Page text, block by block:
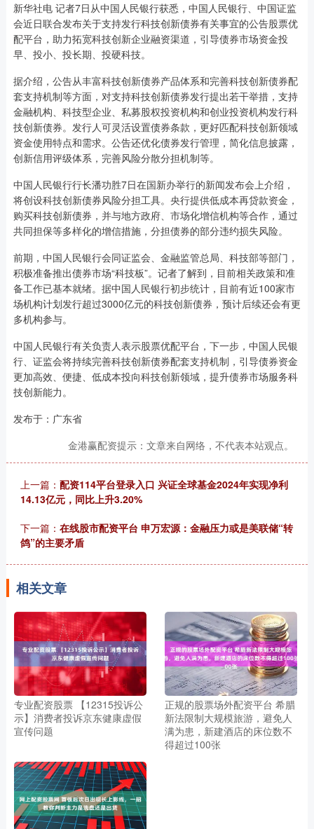
新华社电 记者7日从中国人民银行获悉，中国人民银行、中国证监
会近日联合发布关于支持发行科技创新债券有关事宜的公告股票优
配平台，助力拓宽科技创新企业融资渠道，引导债券市场资金投
早、投小、投长期、投硬科技。
据介绍，公告从丰富科技创新债券产品体系和完善科技创新债券配
套支持机制等方面，对支持科技创新债券发行提出若干举措，支持
金融机构、科技型企业、私募股权投资机构和创业投资机构发行科
技创新债券。发行人可灵活设置债券条款，更好匹配科技创新领域
资金使用特点和需求。公告还优化债券发行管理，简化信息披露，
创新信用评级体系，完善风险分散分担机制等。
中国人民银行行长潘功胜7日在国新办举行的新闻发布会上介绍，
将创设科技创新债券风险分担工具。央行提供低成本再贷款资金，
购买科技创新债券，并与地方政府、市场化增信机构等合作，通过
共同担保等多样化的增信措施，分担债券的部分违约损失风险。
前期，中国人民银行会同证监会、金融监管总局、科技部等部门，
积极准备推出债券市场“科技板”。记者了解到，目前相关政策和准
备工作已基本就绪。据中国人民银行初步统计，目前有近100家市
场机构计划发行超过3000亿元的科技创新债券，预计后续还会有更
多机构参与。
中国人民银行有关负责人表示股票优配平台，下一步，中国人民银
行、证监会将持续完善科技创新债券配套支持机制，引导债券资金
更加高效、便捷、低成本投向科技创新领域，提升债券市场服务科
技创新能力。
发布于：广东省
金港赢配资提示：文章来自网络，不代表本站观点。
上一篇： 配资114平台登录入口 兴证全球基金2024年实现净利
14.13亿元，同比上升3.20%
下一篇： 在线股市配资平台 申万宏源：金融压力或是美联储“转
鸽”的主要矛盾
相关文章
专业配资股票 【12315投诉公
示】消费者投诉京东健康虚假
宣传问题
正规的股票场外配资平台 希腊
新法限制大规模旅游，避免人
满为患，新建酒店的床位数不
得超过100张